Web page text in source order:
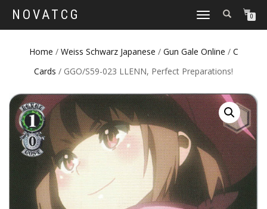
NOVATCG
TOGGLE
0
Home / Weiss Schwarz Japanese / Gun Gale Online / C
Cards / GGO/S59-023 LLENN, Perfect Preparations!